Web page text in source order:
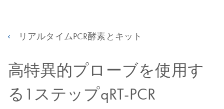
リアルタイムPCR酵素とキット
高特異的プローブを使用す
る1ステップqRT-PCR